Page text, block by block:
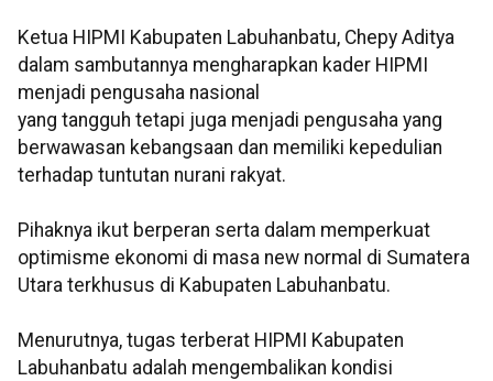
Ketua HIPMI Kabupaten Labuhanbatu, Chepy Aditya
dalam sambutannya mengharapkan kader HIPMI
menjadi pengusaha nasional
yang tangguh tetapi juga menjadi pengusaha yang
berwawasan kebangsaan dan memiliki kepedulian
terhadap tuntutan nurani rakyat.
Pihaknya ikut berperan serta dalam memperkuat
optimisme ekonomi di masa new normal di Sumatera
Utara terkhusus di Kabupaten Labuhanbatu.
Menurutnya, tugas terberat HIPMI Kabupaten
Labuhanbatu adalah mengembalikan kondisi